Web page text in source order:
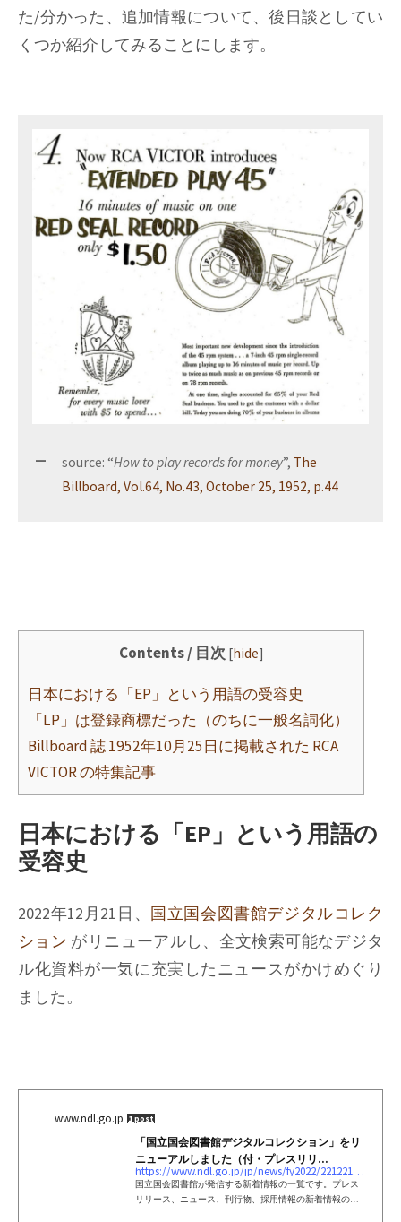
た/分かった、追加情報について、後日談としてい
くつか紹介してみることにします。
source: “How to play records for money”, The
Billboard, Vol.64, No.43, October 25, 1952, p.44
Contents / 目次 [hide]
日本における「EP」という用語の受容史
「LP」は登録商標だった（のちに一般名詞化）
Billboard 誌 1952年10月25日に掲載された RCA
VICTOR の特集記事
日本における「EP」という用語の
受容史
2022年12月21日、 国立国会図書館デジタルコレク
ション がリニューアルし、全文検索可能なデジタ
ル化資料が一気に充実したニュースがかけめぐり
ました。
www.ndl.go.jp 1 post
「国立国会図書館デジタルコレクション」をリ
ニューアルしました（付・プレスリリ...
https://www.ndl.go.jp/jp/news/fy2022/221221_01.html
国立国会図書館が発信する新着情報の一覧です。プレス
リリース、ニュース、刊行物、採用情報の新着情報の一